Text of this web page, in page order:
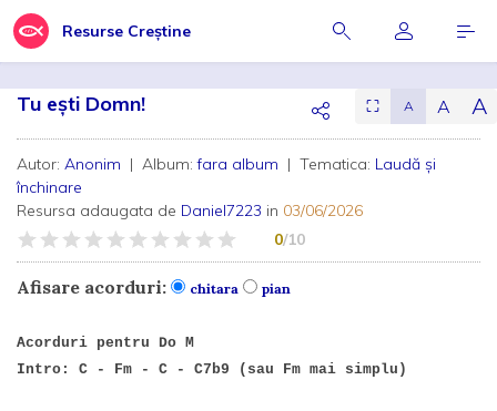
Resurse Creștine
Tu ești Domn! ⛶ A A A
Autor: Anonim | Album:fara album | Tematica: Laudă și
închinare
Resursa adaugata de Daniel7223 in 03/06/2026
0/10
Afisare acorduri: chitara pian
Acorduri pentru Do M
Intro: C - Fm - C - C7b9 (sau Fm mai simplu)